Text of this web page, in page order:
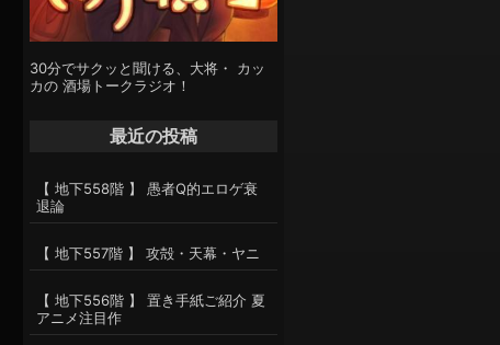
30分でサクッと聞ける、大将・ カッ
カの 酒場トークラジオ！
最近の投稿
【 地下558階 】 愚者Q的エロゲ衰
退論
【 地下557階 】 攻殻・天幕・ヤニ
【 地下556階 】 置き手紙ご紹介 夏
アニメ注目作